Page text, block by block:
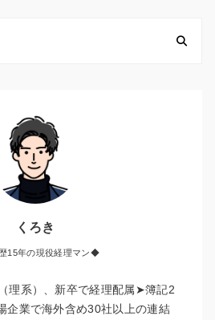
くろき
15年の現役経理マン◆
理系）、新卒で経理配属➤簿記2
企業で海外含め30社以上の連結